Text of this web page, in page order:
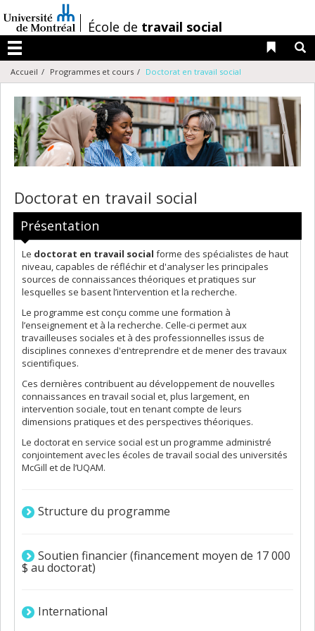
au
contenu
/École de travail social
Menu
Liens
Accueil Programmes et cours Doctorat en travail social
Doctorat en travail social
Présentation
Le doctorat en travail social forme des spécialistes de haut
niveau, capables de réfléchir et d'analyser les principales
sources de connaissances théoriques et pratiques sur
lesquelles se basent l’intervention et la recherche.
Le programme est conçu comme une formation à
l’enseignement et à la recherche. Celle-ci permet aux
travailleuses sociales et à des professionnelles issus de
disciplines connexes d'entreprendre et de mener des travaux
scientifiques.
Ces dernières contribuent au développement de nouvelles
connaissances en travail social et, plus largement, en
intervention sociale, tout en tenant compte de leurs
dimensions pratiques et des perspectives théoriques.
Le doctorat en service social est un programme administré
conjointement avec les écoles de travail social des universités
McGill et de l’UQAM.
Structure du programme
Soutien financier (financement moyen de 17 000
$ au doctorat)
International